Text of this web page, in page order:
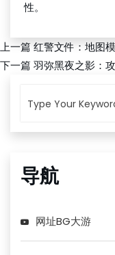
性。
上一篇红警文件：地图
下一篇 羽弥黑夜之影：
导航
网址BG大游